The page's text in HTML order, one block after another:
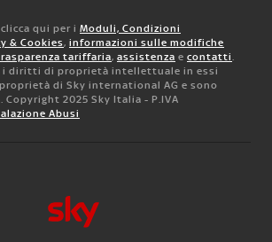
qui per i Moduli, Condizioni
& Cookies, informazioni sulle modifiche
tariffaria, assistenza e contatti.
i diritti di proprietà intellettuale in essi
di Sky international AG e sono
2025 Sky Italia - P.IVA
Abusi